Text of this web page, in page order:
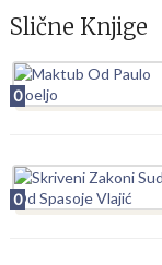
Slične Knjige
0
0